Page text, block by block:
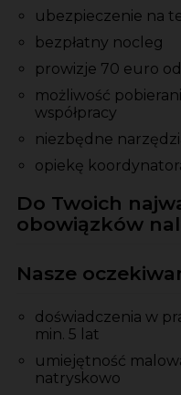
ubezpieczenie na
bezpłatny nocleg
prowizje 70 euro
możliwość
współpracy
niezbędne
opiekę
Do Twoich
obowiązków
Nasze
doświadczenia w
min. 5 lat
umiejętność
natryskowo